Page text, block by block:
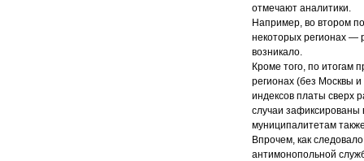
отмечают аналитики.
Например, во втором
некоторых регионах —
возникало.
Кроме того, по итогам
регионах (без Москвы
индексов платы сверх
случаи зафиксированы
муниципалитетам
Впрочем, как
антимонопольной